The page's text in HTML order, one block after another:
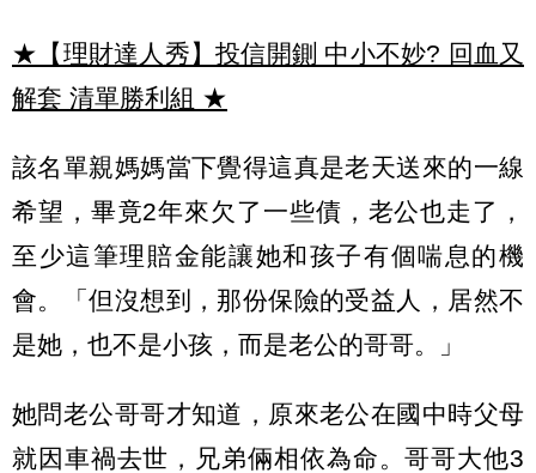
★【理財達人秀】投信開鍘 中小不妙? 回血又
解套 清單勝利組 ★
該名單親媽媽當下覺得這真是老天送來的一線
希望，畢竟2年來欠了一些債，老公也走了，
至少這筆理賠金能讓她和孩子有個喘息的機
會。「但沒想到，那份保險的受益人，居然不
是她，也不是小孩，而是老公的哥哥。」
她問老公哥哥才知道，原來老公在國中時父母
就因車禍去世，兄弟倆相依為命。哥哥大他3